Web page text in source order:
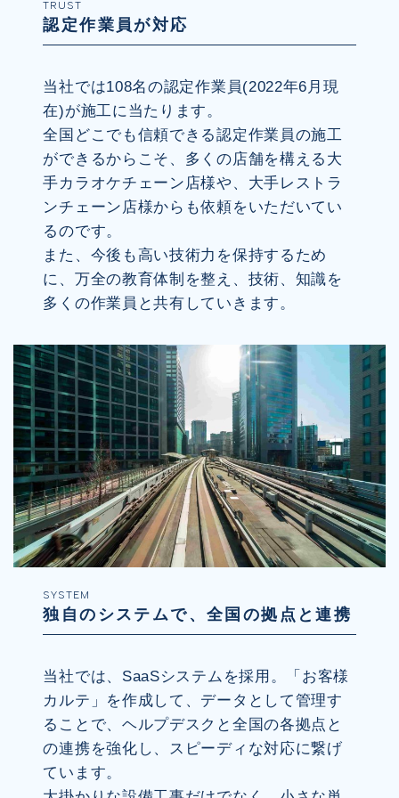
TRUST
認定作業員が対応
当社では108名の認定作業員(2022年6月現
在)が施工に当たります。
全国どこでも信頼できる認定作業員の施工
ができるからこそ、多くの店舗を構える大
手カラオケチェーン店様や、大手レストラ
ンチェーン店様からも依頼をいただいてい
るのです。
また、今後も高い技術力を保持するため
に、万全の教育体制を整え、技術、知識を
多くの作業員と共有していきます。
SYSTEM
独自のシステムで、全国の拠点と連携
当社では、SaaSシステムを採用。「お客様
カルテ」を作成して、データとして管理す
ることで、ヘルプデスクと全国の各拠点と
の連携を強化し、スピーディな対応に繋げ
ています。